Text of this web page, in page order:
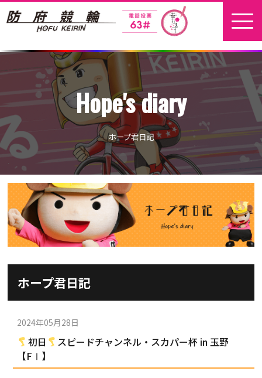
ホーム
新着情報
地元選手
お問い合わせ
開催日程
本場開催
パンフレット
出場予定選手
出走表
予想紙
施設ガイド
施設紹介
有料席
KEIRINパーク
車券の購入方法
DOKOTO
その他
防府競輪研究所
Hope's diary
ホープ君日記
ホープ君日記
2024年05月28日
初日
スピードチャンネル・スカパー杯 in 玉野
【FⅠ】